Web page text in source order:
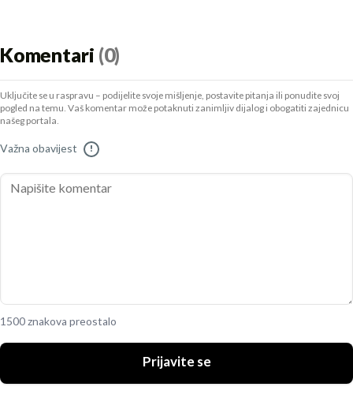
Komentari (0)
Uključite se u raspravu – podijelite svoje mišljenje, postavite pitanja ili ponudite svoj
pogled na temu. Vaš komentar može potaknuti zanimljiv dijalog i obogatiti zajednicu
našeg portala.
Važna obavijest !
1500 znakova preostalo
Prijavite se